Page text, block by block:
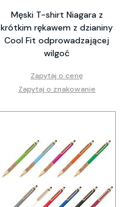
Męski T-shirt Niagara z
krótkim rękawem z dzianiny
Cool Fit odprowadzającej
wilgoć
Zapytaj o cenę
Zapytaj o znakowanie